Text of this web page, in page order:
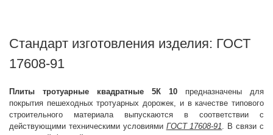
Стандарт изготовления изделия: ГОСТ
17608-91
Плиты тротуарные квадратные 5К 10 предназначены для
покрытия пешеходных тротуарных дорожек, и в качестве типового
строительного материала выпускаются в соответствии с
действующими техническими условиями ГОСТ 17608-91. В связи с